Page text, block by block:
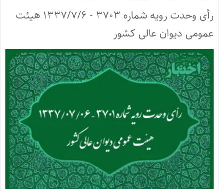
رأی وحدت رویه شماره ۳۷۰۳ - ۱۳۳۷/۷/۶ هیئت
عمومی دیوان عالی کشور